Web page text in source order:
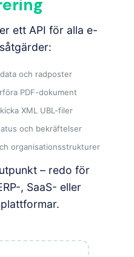
ett API för alla e-
och radposter
PDF-dokument
XML UBL-filer
och bekräftelser
organisationsstrukturer
– redo för
, SaaS- eller